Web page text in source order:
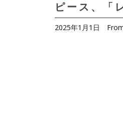
ピース、「
2025年1月1日